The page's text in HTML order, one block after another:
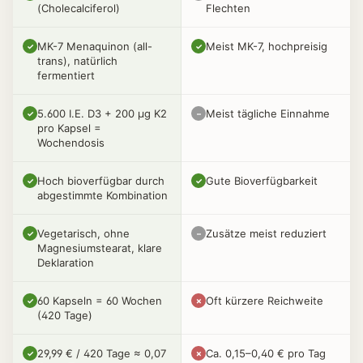
(Cholecalciferol) Flechten
✓ MK-7 Menaquinon (all-
trans), natürlich
fermentiert
✓ Meist MK-7, hochpreisig
✓ 5.600 I.E. D3 + 200 µg K2
pro Kapsel =
Wochendosis
– Meist tägliche Einnahme
✓ Hoch bioverfügbar durch
abgestimmte Kombination
✓ Gute Bioverfügbarkeit
✓ Vegetarisch, ohne
Magnesiumstearat, klare
Deklaration
– Zusätze meist reduziert
✓ 60 Kapseln = 60 Wochen
(420 Tage)
✗ Oft kürzere Reichweite
✓ 29,99 € / 420 Tage ≈ 0,07
✗ Ca. 0,15–0,40 € pro Tag